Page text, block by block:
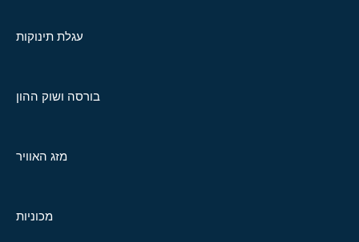
עגלת תינוקות
בורסה ושוק ההון
מזג האוויר
מכוניות